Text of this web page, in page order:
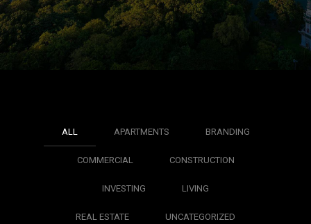
ALL APARTMENTS BRANDING
COMMERCIAL CONSTRUCTION
INVESTING LIVING
REAL ESTATE UNCATEGORIZED